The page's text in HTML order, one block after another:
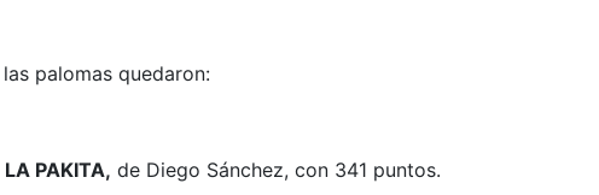
palomas quedaron:
LA PAKITA, de Diego Sánchez, con 341 puntos.